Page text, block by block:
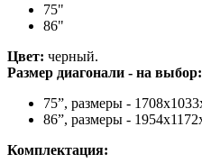
75"
86"
Цвет: черный.
Размер диагонали - на выбор:
75”, размеры -
86”, размеры -
Комплектация: